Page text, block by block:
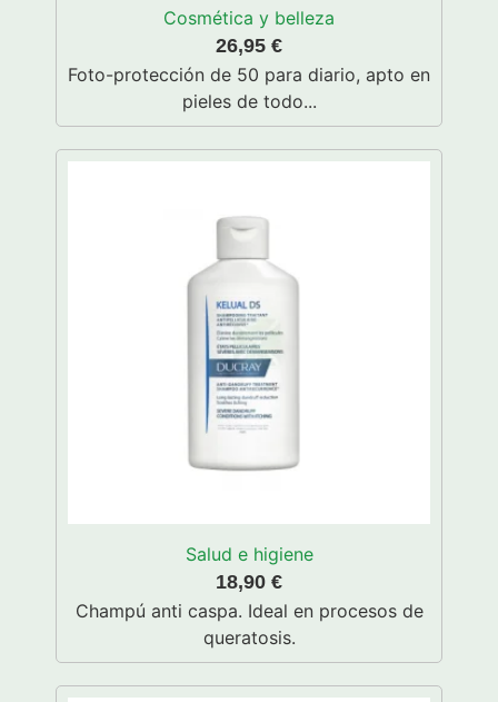
Cosmética y belleza
26,95 €
Foto-protección de 50 para diario, apto en
pieles de todo...
Salud e higiene
18,90 €
Champú anti caspa. Ideal en procesos de
queratosis.